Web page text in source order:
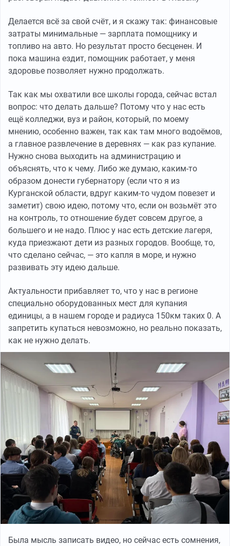
Делается всё за свой счёт, и я скажу так: финансовые
затраты минимальные — зарплата помощнику и
топливо на авто. Но результат просто бесценен. И
пока машина ездит, помощник работает, у меня
здоровье позволяет нужно продолжать.
Так как мы охватили все школы города, сейчас встал
вопрос: что делать дальше? Потому что у нас есть
ещё колледжи, вуз и район, который, по моему
мнению, особенно важен, так как там много водоёмов,
а главное развлечение в деревнях — как раз купание.
Нужно снова выходить на администрацию и
объяснять, что к чему. Либо же думаю, каким-то
образом донести губернатору (если что я из
Курганской области, вдруг каким-то чудом повезет и
заметит) свою идею, потому что, если он возьмёт это
на контроль, то отношение будет совсем другое, а
большего и не надо. Плюс у нас есть детские лагеря,
куда приезжают дети из разных городов. Вообще, то,
что сделано сейчас, — это капля в море, и нужно
развивать эту идею дальше.
Актуальности прибавляет то, что у нас в регионе
специально оборудованных мест для купания
единицы, а в нашем городе и радиуса 150км таких 0. А
запретить купаться невозможно, но реально показать,
как не нужно делать.
Была мысль записать видео, но сейчас есть сомнения,